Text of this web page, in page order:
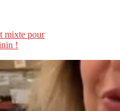
mixte pour
!